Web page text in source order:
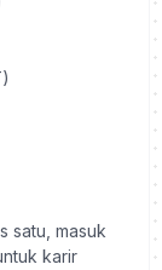
satu, masuk
karir